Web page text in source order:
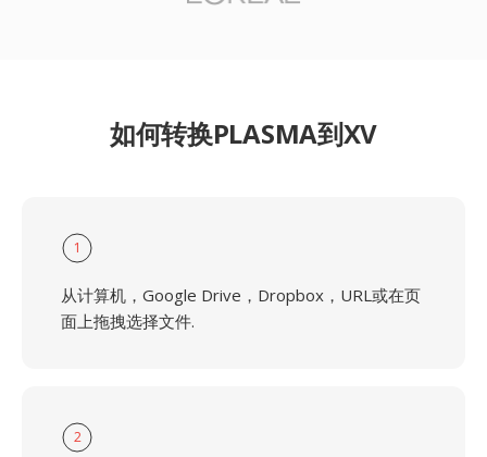
如何转换PLASMA到XV
1
从计算机，Google Drive，Dropbox，URL或在页
面上拖拽选择文件.
2